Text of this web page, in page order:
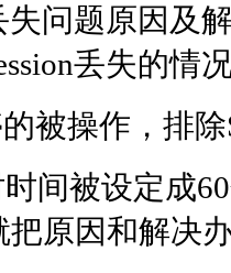
失问题原因及
丢失的情
被操作，排
时间被设定成
把原因和解决